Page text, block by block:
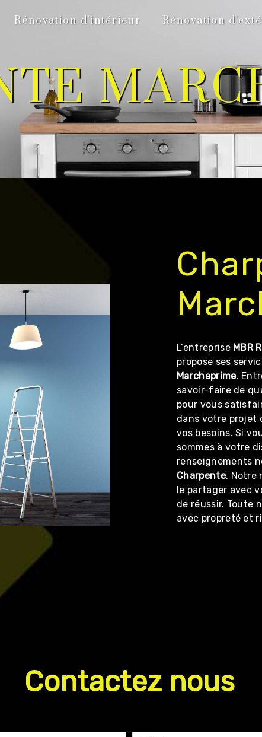
Rénovation d'intérieur Rénovation
L’entreprise MBR
propose ses
Marcheprime.
savoir-faire de
pour vous
dans votre projet
vos besoins. Si
sommes à votre
renseignements
Charpente. Notre
le partager avec
de réussir. Toute
avec propreté et
Contactez nous